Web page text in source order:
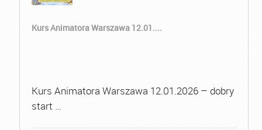
Kurs Animatora Warszawa 12.01....
Kurs Animatora Warszawa 12.01.2026 – dobry
start …